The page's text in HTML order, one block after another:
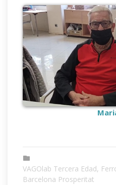
VAGOlab Tercera Edad,
Barcelona Prosperitat